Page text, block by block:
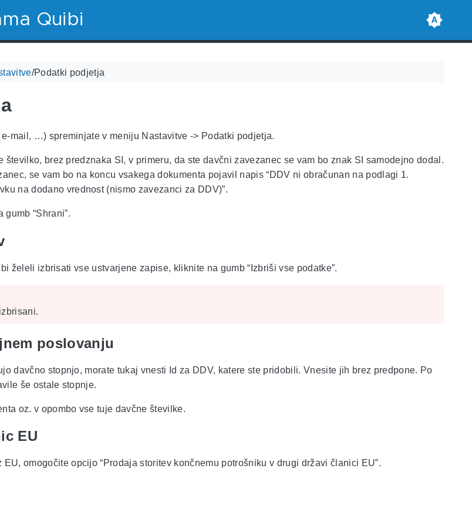
Quibi
/Podatki podjetja
mail, …) spreminjate v meniju Nastavitve -> Podatki podjetja.
brez predznaka SI, v primeru, da ste davčni zavezanec se vam bo znak SI samodejno dodal.
se vam bo na koncu vsakega dokumenta pojavil napis “DDV ni obračunan na podlagi 1.
na dodano vrednost (nismo zavezanci za DDV)”.
“Shrani”.
želeli izbrisati vse ustvarjene zapise, kliknite na gumb “Izbriši vse podatke”.
poslovanju
davčno stopnjo, morate tukaj vnesti Id za DDV, katere ste pridobili. Vnesite jih brez predpone. Po
še ostale stopnje.
oz. v opombo vse tuje davčne številke.
EU
omogočite opcijo “Prodaja storitev končnemu potrošniku v drugi državi članici EU”.